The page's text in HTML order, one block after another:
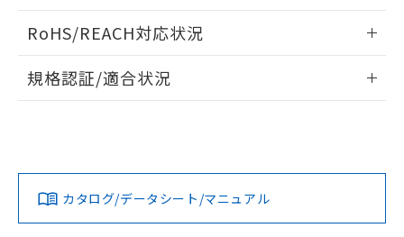
ドすることができます。
ログイン/会員登録
ダウンロードデータをご利用いただく前に、以下を必ずお読
みください。
ソフトウェアの使用条件
RoHS/REACH対応状況
EU RoHS 注意事項・凡例
対応済み
規格認証/適合状況
カタログ/データシート/マニュアル